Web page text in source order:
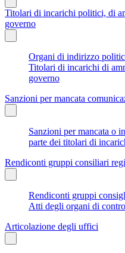
Titolari di incarichi politici, di
governo
Organi di indirizzo
Titolari di incarichi di
governo
Sanzioni per mancata
Sanzioni per mancata o
parte dei titolari di
Rendiconti gruppi consiliari
Rendiconti gruppi
Atti degli organi di
Articolazione degli uffici